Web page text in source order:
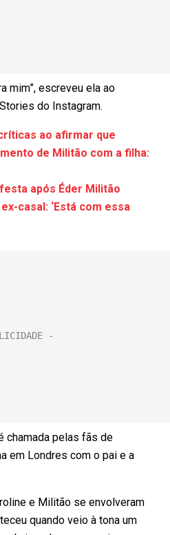
mim”, escreveu ela ao
do Instagram.
ao afirmar que
de Militão com a filha:
após Éder Militão
casal: ‘Está com essa
chamada pelas fãs de
em Londres com o pai e a
e Militão se envolveram
quando veio à tona um